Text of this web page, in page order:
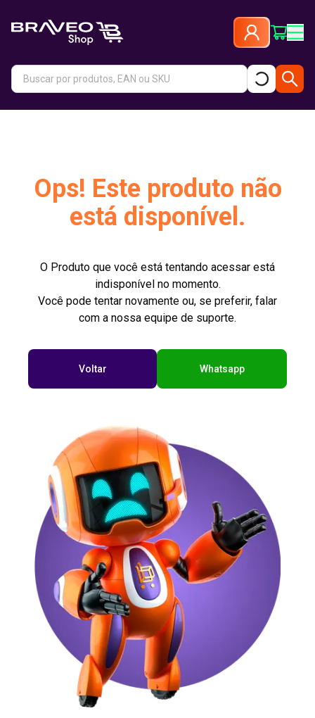
Ops! Este produto não
está disponível.
O Produto que você está tentando acessar está
indisponível no momento.
Você pode tentar novamente ou, se preferir, falar
com a nossa equipe de suporte.
Voltar Whatsapp